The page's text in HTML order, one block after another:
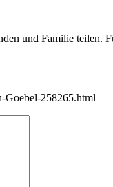
und Familie teilen.
Goebel-258265.html